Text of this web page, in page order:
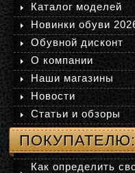
Каталог моделей
Новинки обуви
Обувной дисконт
О компании
Наши магазины
Новости
Статьи и обзоры
ПОКУПАТЕЛЮ:
Как определить